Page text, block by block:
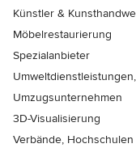
Künstler &
Möbelrestaurierung
Spezialanbieter
Umzugsunternehmen
3D-Visualisierung
Verbände,